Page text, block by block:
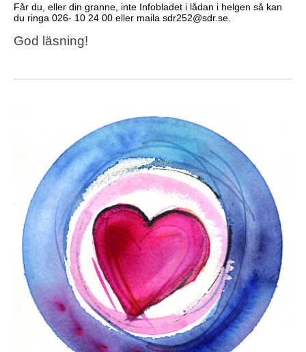
Får du, eller din granne, inte Infobladet i lådan i helgen så kan
du ringa 026- 10 24 00 eller maila sdr252@sdr.se.
God läsning!